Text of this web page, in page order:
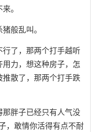
。
般乱叫。
了，那两个打手越听
力，想这种房子，怎
散了，那两个打手跌
那胖子已经只有人气没
，敢情你活得有点不耐